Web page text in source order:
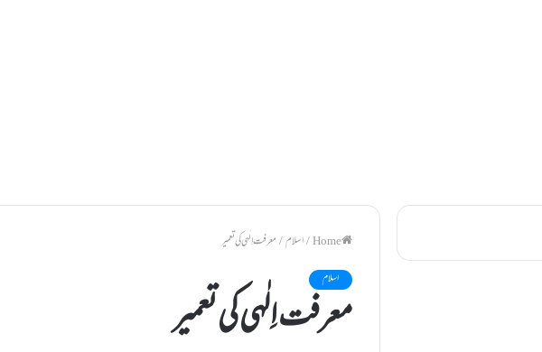
/اسلام/معرفت اِلٰہی کی تعمیر
اسلام
معرفت اِلٰہی کی تعمیر